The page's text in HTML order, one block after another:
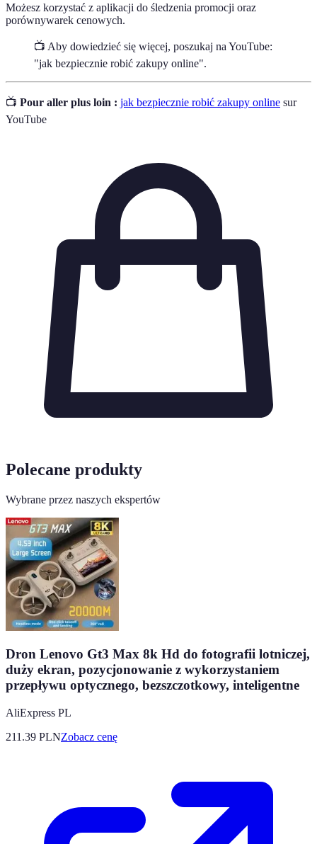
Możesz korzystać z aplikacji do śledzenia promocji oraz
porównywarek cenowych.
📺 Aby dowiedzieć się więcej, poszukaj na YouTube:
"jak bezpiecznie robić zakupy online".
📺 Pour aller plus loin : jak bezpiecznie robić zakupy online sur
YouTube
Polecane produkty
Wybrane przez naszych ekspertów
Dron Lenovo Gt3 Max 8k Hd do fotografii lotniczej,
duży ekran, pozycjonowanie z wykorzystaniem
przepływu optycznego, bezszczotkowy, inteligentne
AliExpress PL
211.39 PLNZobacz cenę